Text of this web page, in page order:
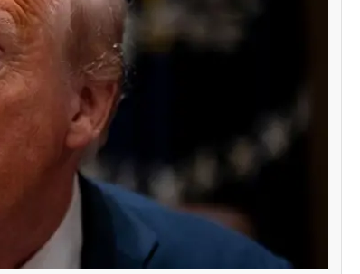
ٹرانزٹ اور
بڑھانے پر
اپریل 29, 2026